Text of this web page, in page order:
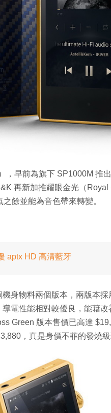
早前為旗下 SP1000M 推
再新加推耀眼金光（
餘並能為音色帶來轉變。
aptx HD 高清藍牙
身物料兩個版本，兩版本
電性能相對較優良，能藉
Green 版本售價已高達
，真是身價不菲的發燒級